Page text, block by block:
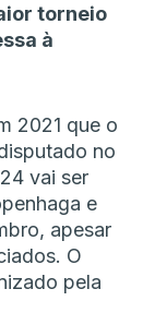
torneio
à
2021 que o
no
vai ser
e
apesar
O
pela